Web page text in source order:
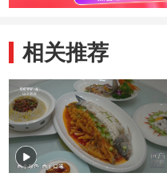
相关推荐